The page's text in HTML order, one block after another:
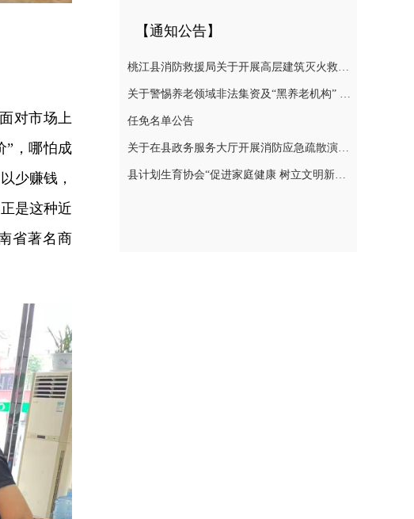
对市场上
”，哪怕成
少赚钱，
是这种近
省著名商
【通知公告】
桃江县消防救援局关于开展高层建筑灭火救援实战演练的通告
关于警惕养老领域非法集资及“黑养老机构” 切实防范涉老风险的提示
任免名单公告
关于在县政务服务大厅开展消防应急疏散演练的通知
县计划生育协会“促进家庭健康 树立文明新风”倡议书